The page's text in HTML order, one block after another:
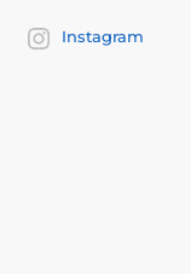
Instagram